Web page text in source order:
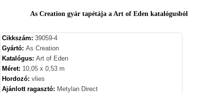
As Creation gyár tapétája a Art of Eden katalógusból
Cikkszám: 39059-4
Gyártó: As Creation
Katalógus: Art of Eden
Méret: 10,05 x 0,53 m
Hordozó: vlies
Ajánlott ragasztó: Metylan Direct